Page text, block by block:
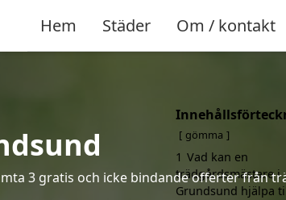
Hem Städer Om / kontakt
3 gratis och icke bindande offerter från
gömma
1 Vad kan en
trädgårdsmästare i
Grundsund hjälpa